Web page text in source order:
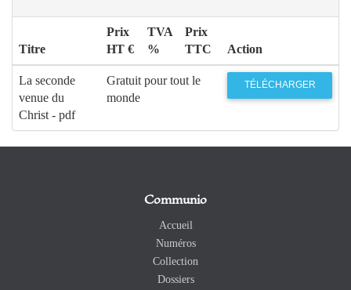
Titre
Prix
HT €
TVA
%
Prix
TTC
Action
La seconde
venue du
Christ - pdf
Gratuit pour tout le
monde
TÉLÉCHARGER
Communio
Accueil
Numéros
Collection
Dossiers